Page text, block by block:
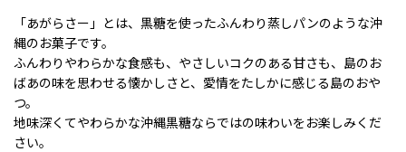
「あがらさー」とは、黒糖を使ったふんわり蒸しパンのような沖
縄のお菓子です。
ふんわりやわらかな食感も、やさしいコクのある甘さも、島のお
ばあの味を思わせる懐かしさと、愛情をたしかに感じる島のおや
つ。
地味深くてやわらかな沖縄黒糖ならではの味わいをお楽しみくだ
さい。